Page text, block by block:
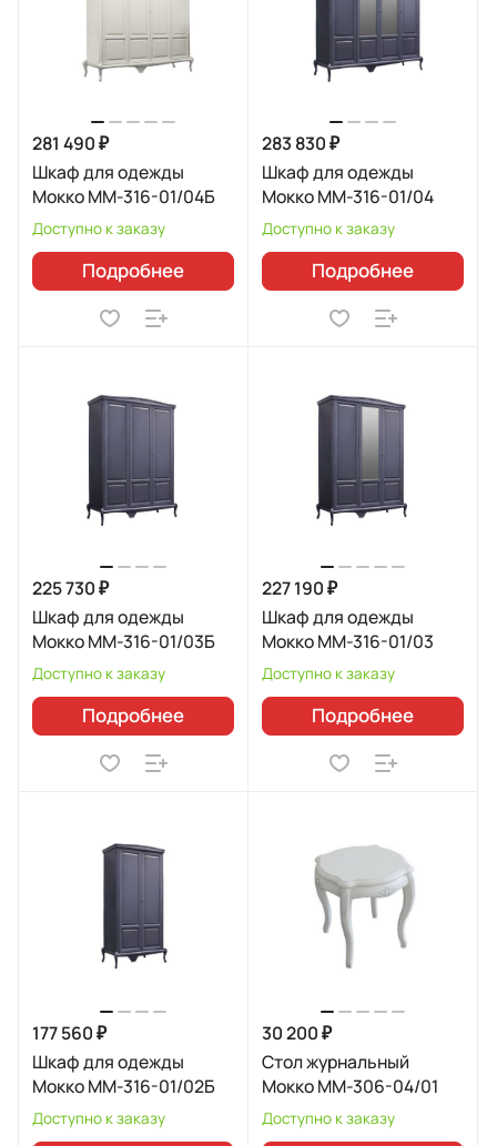
281 490 ₽
Шкаф для одежды
Мокко ММ-316-01/04Б
Доступно к заказу
Подробнее
283 830 ₽
Шкаф для одежды
Мокко ММ-316-01/04
Доступно к заказу
Подробнее
225 730 ₽
Шкаф для одежды
Мокко ММ-316-01/03Б
Доступно к заказу
Подробнее
227 190 ₽
Шкаф для одежды
Мокко ММ-316-01/03
Доступно к заказу
Подробнее
177 560 ₽
Шкаф для одежды
Мокко ММ-316-01/02Б
Доступно к заказу
30 200 ₽
Стол журнальный
Мокко ММ-306-04/01
Доступно к заказу